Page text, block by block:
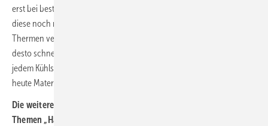
erst bei bestimmten wärmepumpenspezifischen Komponenten, wenn
diese noch nicht in gleichem Maße wie Komponenten heutiger
Thermen verfügbar sind. Je schneller der Markthochlauf gelingt,
desto schneller wird sich auch der Markt wandeln. Denn: auch in
jedem Kühlschrank steckt eine kleine Wärmepumpe und hier ist bis
heute Materiamangel nicht bekannt.
Die weiteren Fragen des BMWK/BMWBS-Konzepts zu den
Themen „Härtefälle und Sonderfälle“ und „Begleitende